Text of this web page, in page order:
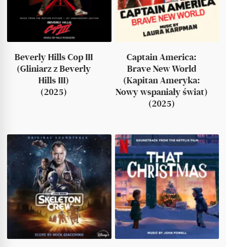
Beverly Hills Cop III
(Gliniarz z Beverly
Hills III)
(2025)
Captain America:
Brave New World
(Kapitan Ameryka:
Nowy wspaniały świat)
(2025)